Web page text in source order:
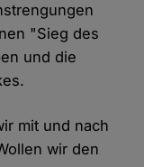
"Sieg des
und die
mit und nach
wir den